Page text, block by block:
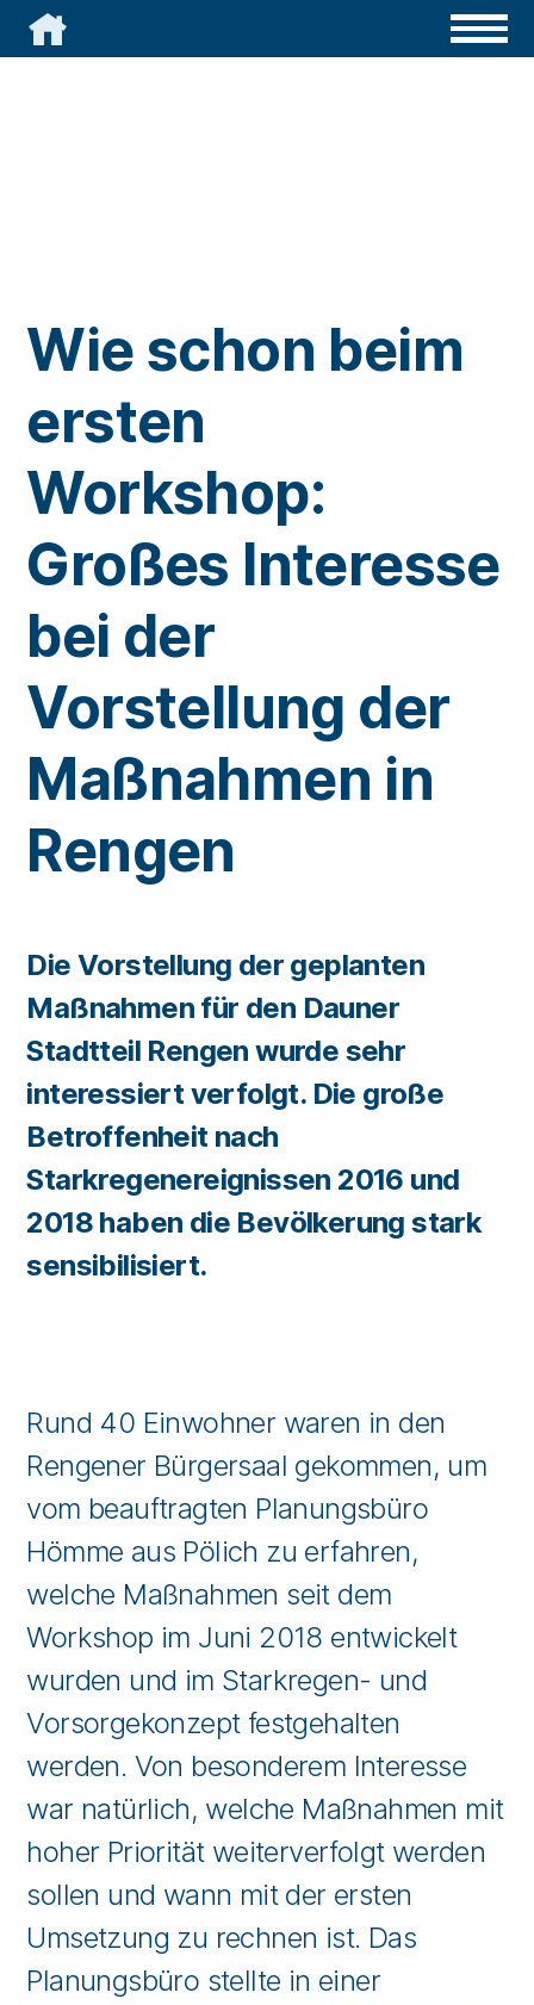

Wie schon beim
ersten
Workshop:
Großes Interesse
bei der
Vorstellung der
Maßnahmen in
Rengen
Die Vorstellung der geplanten
Maßnahmen für den Dauner
Stadtteil Rengen wurde sehr
interessiert verfolgt. Die große
Betroffenheit nach
Starkregenereignissen 2016 und
2018 haben die Bevölkerung stark
sensibilisiert.
Rund 40 Einwohner waren in den
Rengener Bürgersaal gekommen, um
vom beauftragten Planungsbüro
Hömme aus Pölich zu erfahren,
welche Maßnahmen seit dem
Workshop im Juni 2018 entwickelt
wurden und im Starkregen- und
Vorsorgekonzept festgehalten
werden. Von besonderem Interesse
war natürlich, welche Maßnahmen mit
hoher Priorität weiterverfolgt werden
sollen und wann mit der ersten
Umsetzung zu rechnen ist. Das
Planungsbüro stellte in einer